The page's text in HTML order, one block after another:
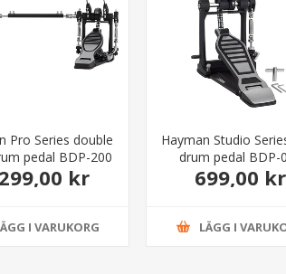
Pro Series double
pedal BDP-200
kr
I VARUKORG
Hayman Studio
drum pedal BDP-
699,00 kr
LÄGG I